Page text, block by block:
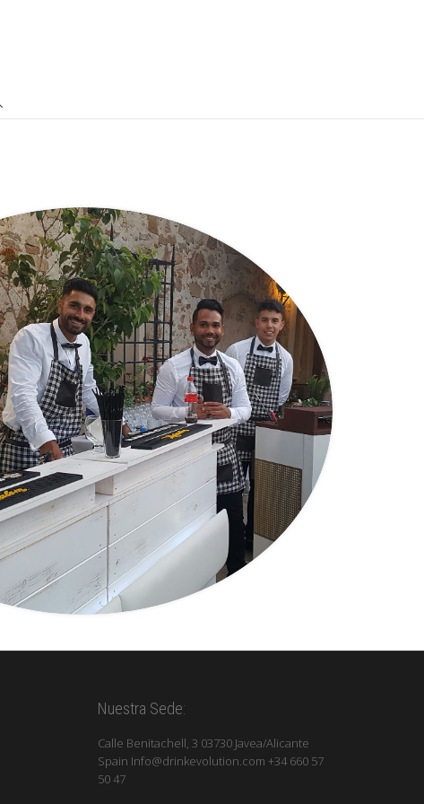
Nuestra Sede:
Calle Benitachell, 3 03730 Javea/Alicante
Spain Info@drinkevolution.com +34 660 57
50 47